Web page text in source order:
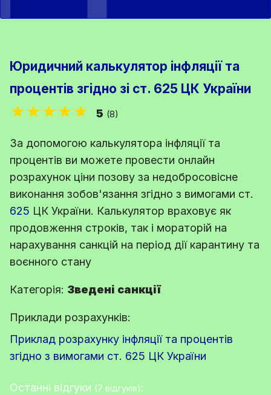
Юридичний калькулятор інфляції та
процентів згідно зі ст. 625 ЦК України
★★★★★ 5 (8)
За допомогою калькулятора інфляції та
процентів ви можете провести онлайн
розрахунок ціни позову за недобросовісне
виконання зобов'язання згідно з вимогами ст.
625 ЦК України. Калькулятор враховує як
продовження строків, так і мораторій на
нарахування санкцій на період дії карантину та
воєнного стану
Категорія: Зведені санкції
Приклади розрахунків:
Приклад розрахунку інфляції та процентів
згідно з вимогами ст. 625 ЦК України
Останні відгуки (7 відгуків):